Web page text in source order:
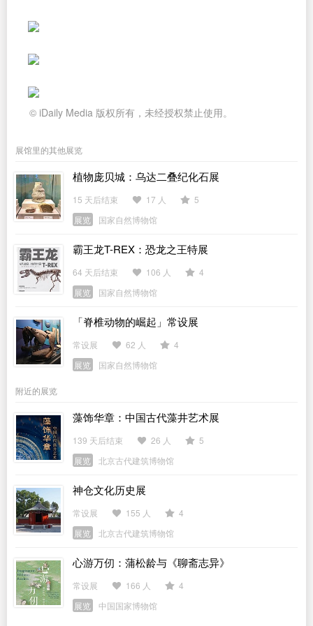
© iDaily Media 版权所有，未经授权禁止使用。
展馆里的其他展览
植物庞贝城：乌达二叠纪化石展
15 天后结束 17 人
5
展览
国家自然博物馆
霸王龙T-REX：恐龙之王特展
64 天后结束 106 人
4
展览
国家自然博物馆
「脊椎动物的崛起」常设展
常设展 62 人
4
展览
国家自然博物馆
附近的展览
藻饰华章：中国古代藻井艺术展
139 天后结束 26 人
5
展览
北京古代建筑博物馆
神仓文化历史展
常设展 155 人
4
展览
北京古代建筑博物馆
心游万仞：蒲松龄与《聊斋志异》
常设展 166 人
4
展览
中国国家博物馆